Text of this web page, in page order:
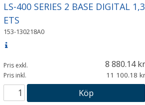
LS-400 SERIES 2 BASE DIGITAL 1,3
ETS
153-130218A0
Pris exkl. 8 880.14
Pris inkl. 11 100.18
Köp